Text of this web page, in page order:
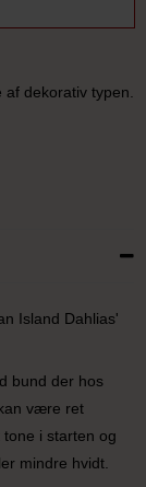
dekorativ typen.
Island Dahlias'
bund der hos
være ret
i starten og
mindre hvidt.